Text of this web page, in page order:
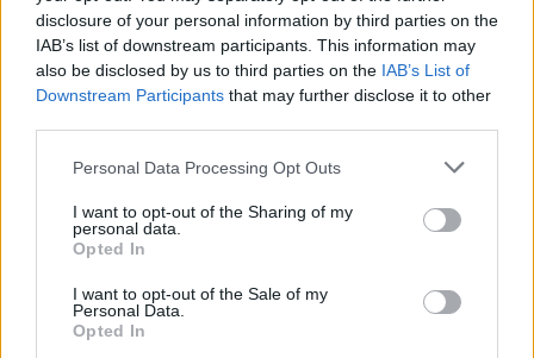
disclosure of your personal information by third parties on the
IAB’s list of downstream participants. This information may
also be disclosed by us to third parties on the IAB’s List of
Downstream Participants that may further disclose it to other
Personal Data Processing Opt Outs
I want to opt-out of the Sharing of my
personal data.
Opted In
I want to opt-out of the Sale of my
Personal Data.
Opted In
Staran luetuimmat
1
UUTISET